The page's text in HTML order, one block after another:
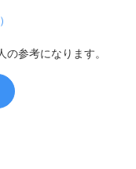
参考になります。